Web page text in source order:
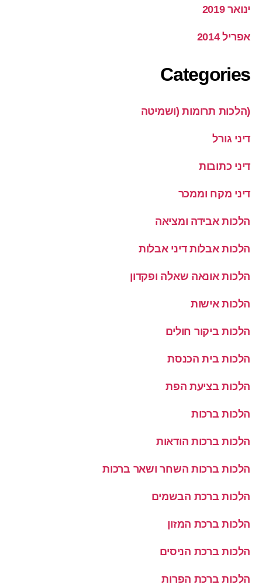
ינואר 2019
אפריל 2014
Categories
(הלכות תרומות (ושמיטה
דיני גורל
דיני כתובות
דיני מקח וממכר
הלכות אבידה ומציאה
הלכות אבלות דיני אבלות
הלכות אונאה שאלה ופקדון
הלכות אישות
הלכות ביקור חולים
הלכות בית הכנסת
הלכות בציעת הפת
הלכות ברכות
הלכות ברכות הודאות
הלכות ברכות השחר ושאר ברכות
הלכות ברכת הבשמים
הלכות ברכת המזון
הלכות ברכת הניסים
הלכות ברכת הפרות